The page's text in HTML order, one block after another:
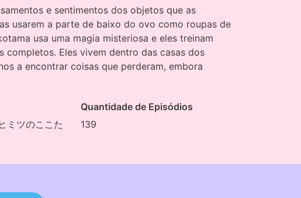
e sentimentos dos objetos que as
usarem a parte de baixo do ovo como roupas de
usa uma magia misteriosa e eles treinam
completos. Eles vivem dentro das casas dos
a encontrar coisas que perderam, embora
ミツのここた
Quantidade de Episódios
139